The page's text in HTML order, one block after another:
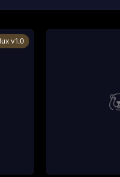
v1.0